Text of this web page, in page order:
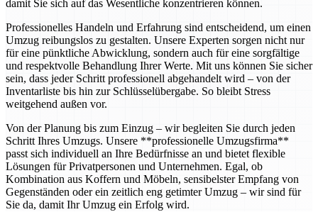
damit Sie sich auf das Wesentliche konzentrieren können.
Professionelles Handeln und Erfahrung sind entscheidend, um einen
Umzug reibungslos zu gestalten. Unsere Experten sorgen nicht nur
für eine pünktliche Abwicklung, sondern auch für eine sorgfältige
und respektvolle Behandlung Ihrer Werte. Mit uns können Sie sicher
sein, dass jeder Schritt professionell abgehandelt wird – von der
Inventarliste bis hin zur Schlüsselübergabe. So bleibt Stress
weitgehend außen vor.
Von der Planung bis zum Einzug – wir begleiten Sie durch jeden
Schritt Ihres Umzugs. Unsere **professionelle Umzugsfirma**
passt sich individuell an Ihre Bedürfnisse an und bietet flexible
Lösungen für Privatpersonen und Unternehmen. Egal, ob
Kombination aus Koffern und Möbeln, sensibelster Empfang von
Gegenständen oder ein zeitlich eng getimter Umzug – wir sind für
Sie da, damit Ihr Umzug ein Erfolg wird.